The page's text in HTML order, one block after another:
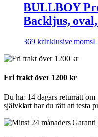
BULLBOY
Backljus,
369 krInklusive moms
Fri frakt över 1200 kr
Du har 14 dagars returrätt
självklart har du rätt att testa